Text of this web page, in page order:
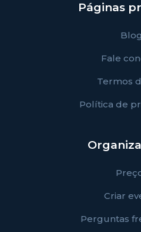
Páginas
Blog
Fale
Termos
Política de
Criar
Perguntas